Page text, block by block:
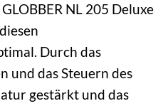
NL 205 Deluxe
Durch das
und das Steuern des
gestärkt und das